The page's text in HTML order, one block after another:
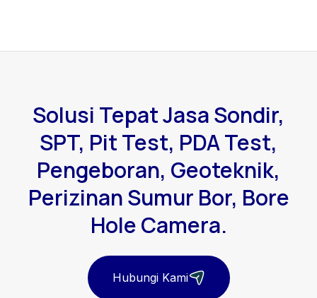
Solusi Tepat Jasa Sondir,
SPT, Pit Test, PDA Test,
Pengeboran, Geoteknik,
Perizinan Sumur Bor, Bore
Hole Camera.
Hubungi Kami